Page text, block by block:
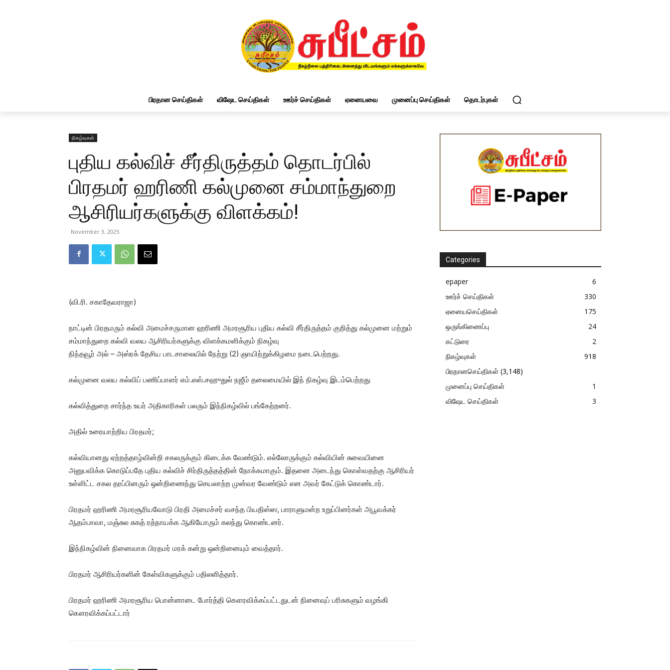
பிரதான செய்திகள் விஷேட செய்திகள் ஊர்ச் செய்திகள் ஏனையவை முனைப்பு செய்திகள் தொடர்புகள்
நிகழ்வுகள்
புதிய கல்விச் சீர்திருத்தம் தொடர்பில்
பிரதமர் ஹரிணி கல்முனை சம்மாந்துறை
ஆசிரியர்களுக்கு விளக்கம்!
November 3, 2025
(வி.ரி. சகாதேவராஜா)
நாட்டின் பிரதமரும் கல்வி அமைச்சருமான ஹரிணி அமரசூரிய புதிய கல்வி சீர்திருத்தம் குறித்து கல்முனை மற்றும்
சம்மாந்துறை கல்வி வலய ஆசிரியர்களுக்கு விளக்கமளிக்கும் நிகழ்வு
நிந்தவூர் அல் – அஸ்ரக் தேசிய பாடசாலையில் நேற்று (2) ஞாயிற்றுக்கிழமை நடைபெற்றது.
கல்முனை வலய கல்விப் பணிப்பாளர் எம்.எஸ்.சஹுதுல் நஜீம் தலைமையில் இந் நிகழ்வு இடம்பெற்றது
கல்வித்துறை சார்ந்த உயர் அதிகாரிகள் பலரும் இந்நிகழ்வில் பங்கேற்றனர்.
அதில் உரையாற்றிய பிரதமர்;
கல்வியானது ஏற்றத்தாழ்வின்றி சகலருக்கும் கிடைக்க வேண்டும். எல்லோருக்கும் கல்வியின் சுவையினை
அனுபவிக்க கொடுப்பதே புதிய கல்விச் சிர்திருத்தத்தின் நோக்கமாகும். இதனை அடைந்து கொள்வதற்கு ஆசிரியர்
உள்ளிட்ட சகல தரப்பினரும் ஒன்றிணைந்து செயலாற்ற முன்வர வேண்டும் என அவர் கேட்டுக் கொண்டார்.
பிரதமர் ஹரிணி அமரசூரியவோடு பிரதி அமைச்சர் வசந்த பியதிஸ்ஸ, பாராளுமன்ற உறுப்பினர்கள் அபூவக்கர்
ஆதம்பாவா, மஞ்சுல சுகத் ரத்நாயக்க ஆகியோரும் கலந்து கொண்டனர்.
இந்நிகழ்வின் நினைவாக பிரதமர் மரக் கன்று ஒன்றினையும் வைத்தார்.
பிரதமர் ஆசிரியர்களின் கேள்விகளுக்கும் பதிலளித்தார்.
பிரதமர் ஹரிணி அமரசூரிய பொன்னாடை போர்த்தி கௌரவிக்கப்பட்டதுடன் நினைவுப் பரிசுகளும் வழங்கி
கௌரவிக்கப்பட்டார்
Categories
epaper
6
ஊர்ச் செய்திகள்
330
ஏனையசெய்திகள்
175
ஒருங்கிணைப்பு
24
கட்டுரை
2
நிகழ்வுகள்
918
பிரதானசெய்திகள் (3,148)
முனைப்பு செய்திகள்
1
விஷேட செய்திகள்
3